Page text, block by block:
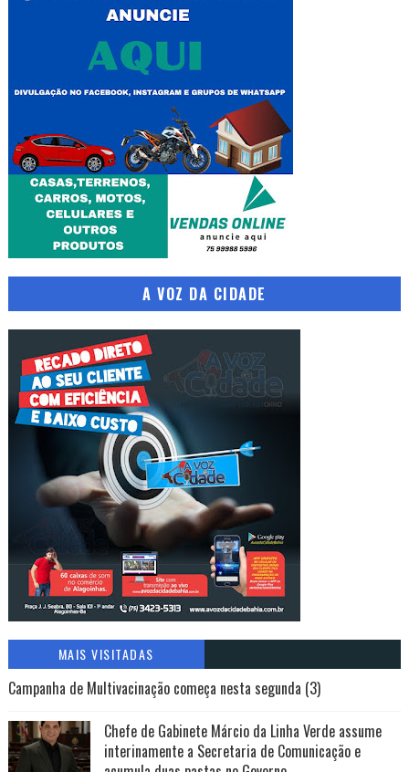
A VOZ DA CIDADE
MAIS VISITADAS
Campanha de Multivacinação começa nesta segunda (3)
Chefe de Gabinete Márcio da Linha Verde assume
interinamente a Secretaria de Comunicação e